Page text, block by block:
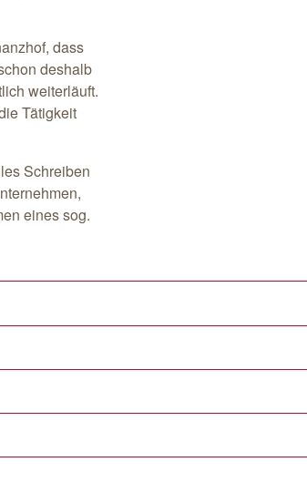
dass
deshalb
weiterläuft.
Tätigkeit
Schreiben
eines sog.